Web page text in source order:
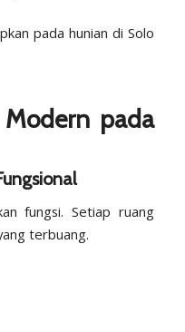
pada hunian di Solo
pada
fungsi. Setiap ruang
terbuang.